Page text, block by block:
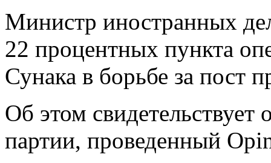
Министр иностранных
22 процентных пункта
Сунака в борьбе за пост
Об этом свидетельствует
партии, проведенный